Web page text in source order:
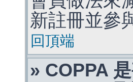
新註冊並參
回頂端
» COPPA